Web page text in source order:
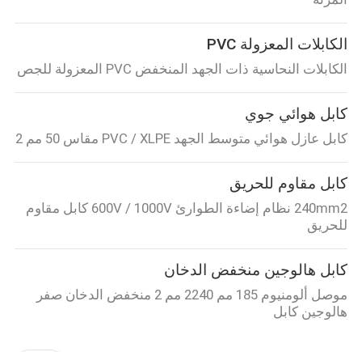
الكابلات المعزولة PVC
الكابلات النحاسية ذات الجهد المنخفض PVC المعزولة للجص
كابل هوائي جوي
كابل عازل هوائي متوسط ​​الجهد PVC / XLPE مقاس 50 مم 2
كابل مقاوم للحريق
240mm2 نظام إضاءة الطوارئ 600V / 1000V كابل مقاوم
للحريق
كابل هالوجين منخفض الدخان
موصل ألومنيوم 185 مم 2240 مم 2 منخفض الدخان صفر
هالوجين كابل